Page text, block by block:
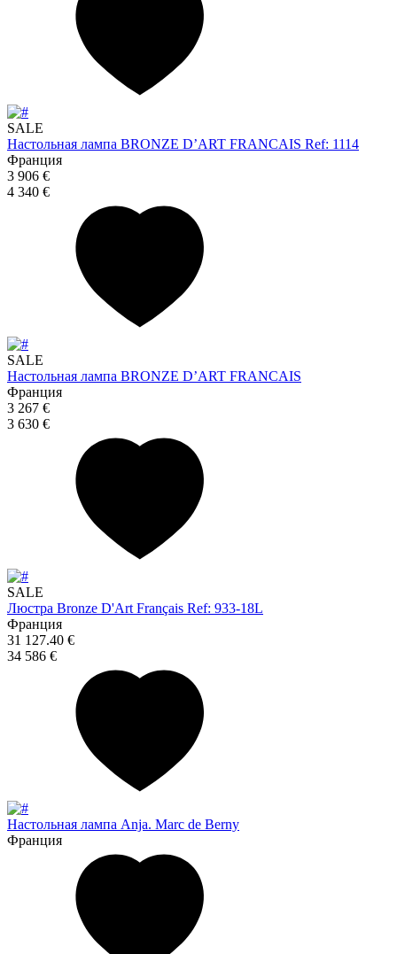
SALE
Настольная лампа BRONZE D’ART FRANCAIS Ref: 1114
Франция
3 906 €
4 340 €
SALE
Настольная лампа BRONZE D’ART FRANCAIS
Франция
3 267 €
3 630 €
SALE
Люстра Bronze D'Art Français Ref: 933-18L
Франция
31 127.40 €
34 586 €
Настольная лампа Anja. Marc de Berny
Франция